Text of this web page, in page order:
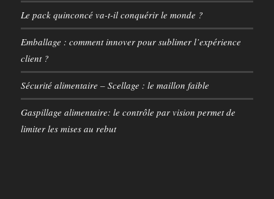
Le pack quinconcé va-t-il conquérir le monde ?
Emballage : comment innover pour sublimer l’expérience
client ?
Sécurité alimentaire – Scellage : le maillon faible
Gaspillage alimentaire: le contrôle par vision permet de
limiter les mises au rebut